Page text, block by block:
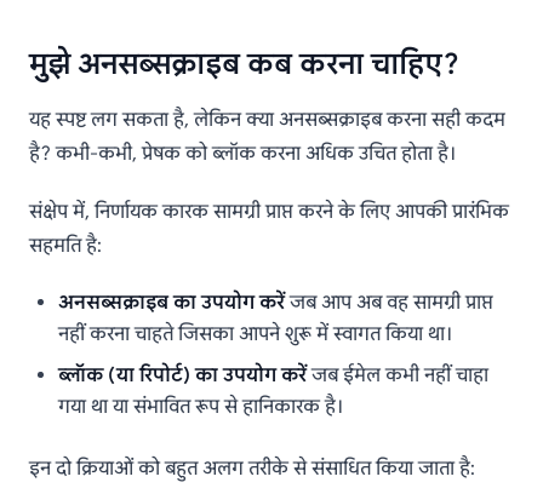
मुझे अनसब्सक्राइब कब करना चाहिए?
यह स्पष्ट लग सकता है, लेकिन क्या अनसब्सक्राइब करना सही कदम
है? कभी-कभी, प्रेषक को ब्लॉक करना अधिक उचित होता है।
संक्षेप में, निर्णायक कारक सामग्री प्राप्त करने के लिए आपकी प्रारंभिक
सहमति है:
अनसब्सक्राइब का उपयोग करेंजब आप अब वह सामग्री प्राप्त
नहीं करना चाहते जिसका आपने शुरू में स्वागत किया था।
ब्लॉक (या रिपोर्ट) का उपयोग करेंजब ईमेल कभी नहीं चाहा
गया था या संभावित रूप से हानिकारक है।
इन दो क्रियाओं को बहुत अलग तरीके से संसाधित किया जाता है: